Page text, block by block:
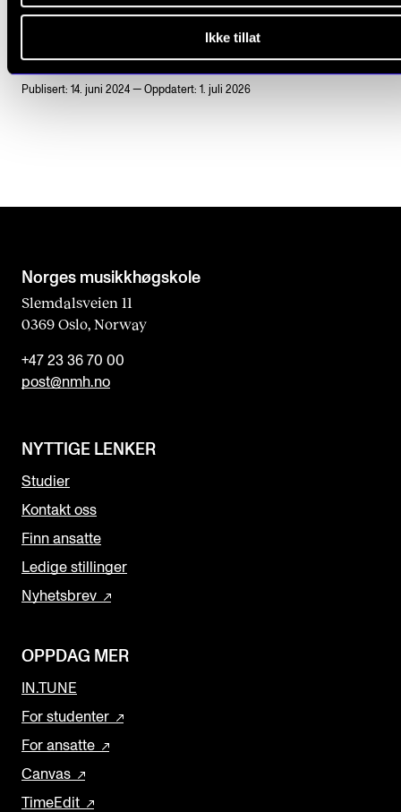
Ikke tillat
Publisert: 14. juni 2024 — Oppdatert: 1. juli 2026
Norges musikk­høgskole
Slemdalsveien 11
0369 Oslo, Norway
+47 23 36 70 00
post@nmh.no
NYTTIGE LENKER
Studier
Kontakt oss
Finn ansatte
Ledige stillinger
Nyhetsbrev
OPPDAG MER
IN.TUNE
For studenter
For ansatte
Canvas
TimeEdit